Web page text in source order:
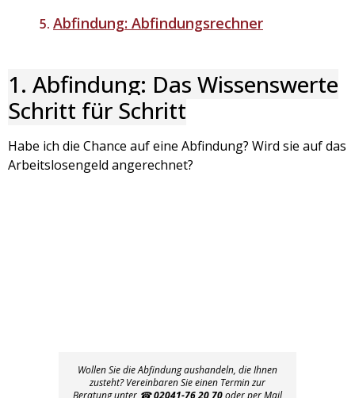
Abfindung: Abfindungsrechner
1. Abfindung: Das Wissenswerte
Schritt für Schritt
Habe ich die Chance auf eine Abfindung? Wird sie auf das
Arbeitslosengeld angerechnet?
Wollen Sie die Abfindung aushandeln, die Ihnen
zusteht? Vereinbaren Sie einen Termin zur